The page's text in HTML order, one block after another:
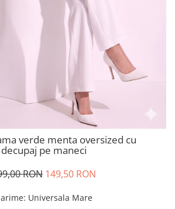
verde menta oversized cu
decupaj pe maneci
RON 149,50 RON
: Universala Mare